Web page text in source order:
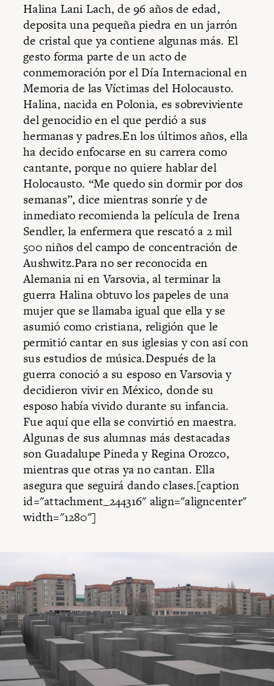
Halina Lani Lach, de 96 años de edad,
deposita una pequeña piedra en un jarrón
de cristal que ya contiene algunas más. El
gesto forma parte de un acto de
conmemoración por el Día Internacional en
Memoria de las Víctimas del Holocausto.
Halina, nacida en Polonia, es sobreviviente
del genocidio en el que perdió a sus
hermanas y padres.En los últimos años, ella
ha decido enfocarse en su carrera como
cantante, porque no quiere hablar del
Holocausto. “Me quedo sin dormir por dos
semanas”, dice mientras sonríe y de
inmediato recomienda la película de Irena
Sendler, la enfermera que rescató a 2 mil
500 niños del campo de concentración de
Aushwitz.Para no ser reconocida en
Alemania ni en Varsovia, al terminar la
guerra Halina obtuvo los papeles de una
mujer que se llamaba igual que ella y se
asumió como cristiana, religión que le
permitió cantar en sus iglesias y con así con
sus estudios de música.Después de la
guerra conoció a su esposo en Varsovia y
decidieron vivir en México, donde su
esposo había vivido durante su infancia.
Fue aquí que ella se convirtió en maestra.
Algunas de sus alumnas más destacadas
son Guadalupe Pineda y Regina Orozco,
mientras que otras ya no cantan. Ella
asegura que seguirá dando clases.[caption
id="attachment_244316" align="aligncenter"
width="1280"]